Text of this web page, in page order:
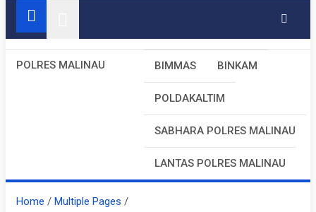
POLRES MALINAU BIMMAS BINKAM
POLDAKALTIM
SABHARA POLRES MALINAU
LANTAS POLRES MALINAU
Home
Multiple Pages